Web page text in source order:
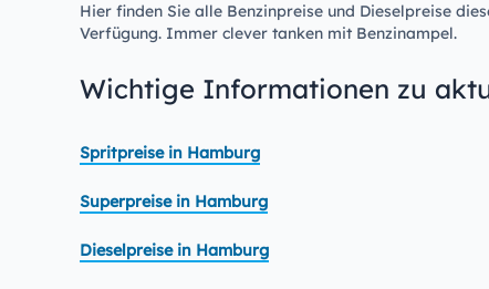
Hier finden Sie alle Benzinpreise und Dieselpreise
Verfügung. Immer clever tanken mit Benzinampel.
Wichtige Informationen zu
Spritpreise in Hamburg
Superpreise in Hamburg
Dieselpreise in Hamburg